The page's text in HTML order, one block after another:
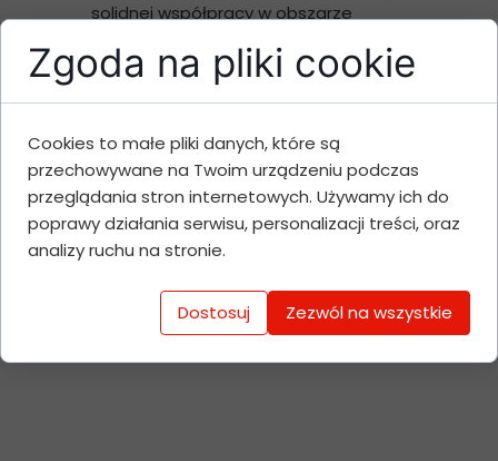
solidnej współpracy w obszarze
poszukiwawczych.
Podpisane porozumienie, otwiera drzwi
dzięki której obie strony mogą
skuteczniej reagować na sytuacje
kryzysowe oraz zwiększyć poziom
bezpieczeństwa lokalnej społeczności.
Zgoda na pliki cookie
Cookies to małe pliki danych, które są
przechowywane na Twoim urządzeniu podczas
przeglądania stron internetowych. Używamy ich do
poprawy działania serwisu, personalizacji treści, oraz
analizy ruchu na stronie.
Dostosuj Zezwól na wszystkie